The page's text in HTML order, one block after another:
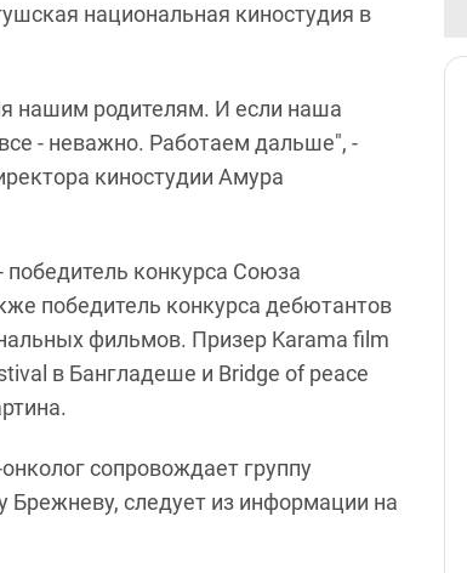
национальная киностудия в
нашим родителям. И если наша
- неважно. Работаем дальше", -
киностудии Амура
конкурса Союза
победитель конкурса дебютантов
фильмов. Призер Karama film
в Бангладеше и Bridge of peace
сопровождает группу
следует из информации на